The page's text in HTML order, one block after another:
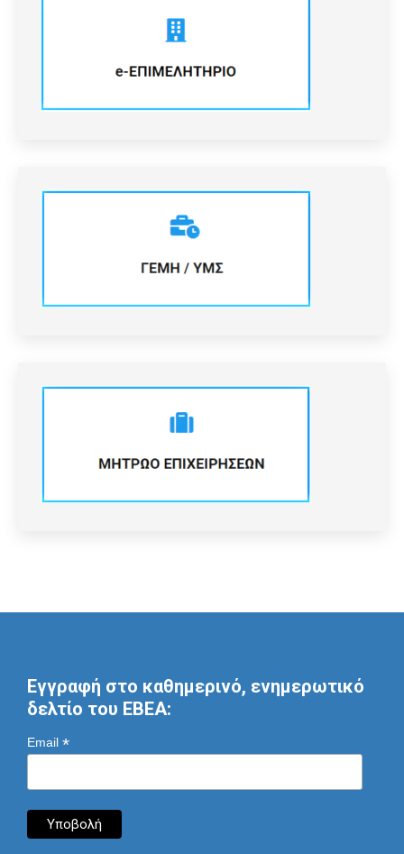
Εγγραφή στο καθημερινό, ενημερωτικό
δελτίο του ΕΒΕΑ:
Email *